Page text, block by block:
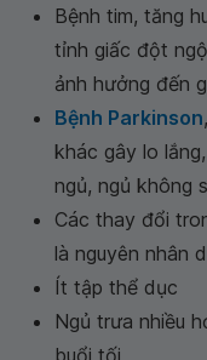
Bệnh tim, tăng
tỉnh giấc đột
ảnh hưởng đến
Bệnh Parkinson
khác gây lo
ngủ, ngủ không
Các thay đổi
là nguyên nhân
Ít tập thể dục
Ngủ trưa nhiều
buổi tối